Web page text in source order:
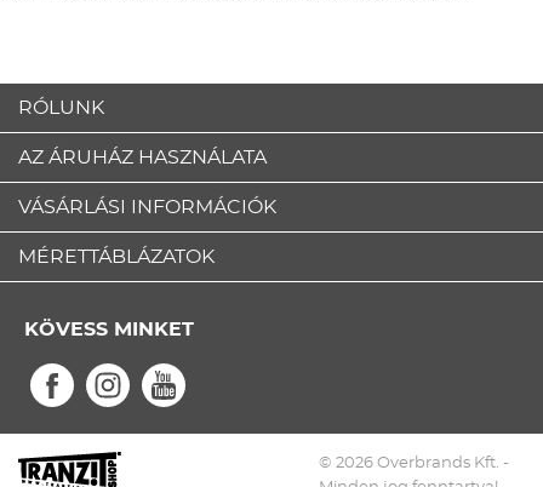
RÓLUNK
AZ ÁRUHÁZ HASZNÁLATA
VÁSÁRLÁSI INFORMÁCIÓK
MÉRETTÁBLÁZATOK
KÖVESS MINKET
© 2026 Overbrands Kft. -